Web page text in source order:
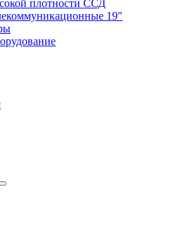
плотности ССД
19"